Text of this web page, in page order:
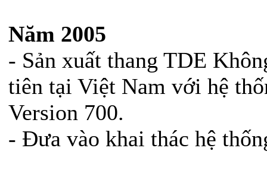
Năm 2005
- Sản xuất thang TDE
tiên tại Việt Nam với hệ
Version 700.
- Đưa vào khai thác hệ